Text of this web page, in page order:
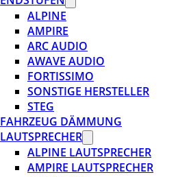
ALPINE
AMPIRE
ARC AUDIO
AWAVE AUDIO
FORTISSIMO
SONSTIGE HERSTELLER
STEG
FAHRZEUG DÄMMUNG
LAUTSPRECHER
ALPINE LAUTSPRECHER
AMPIRE LAUTSPRECHER